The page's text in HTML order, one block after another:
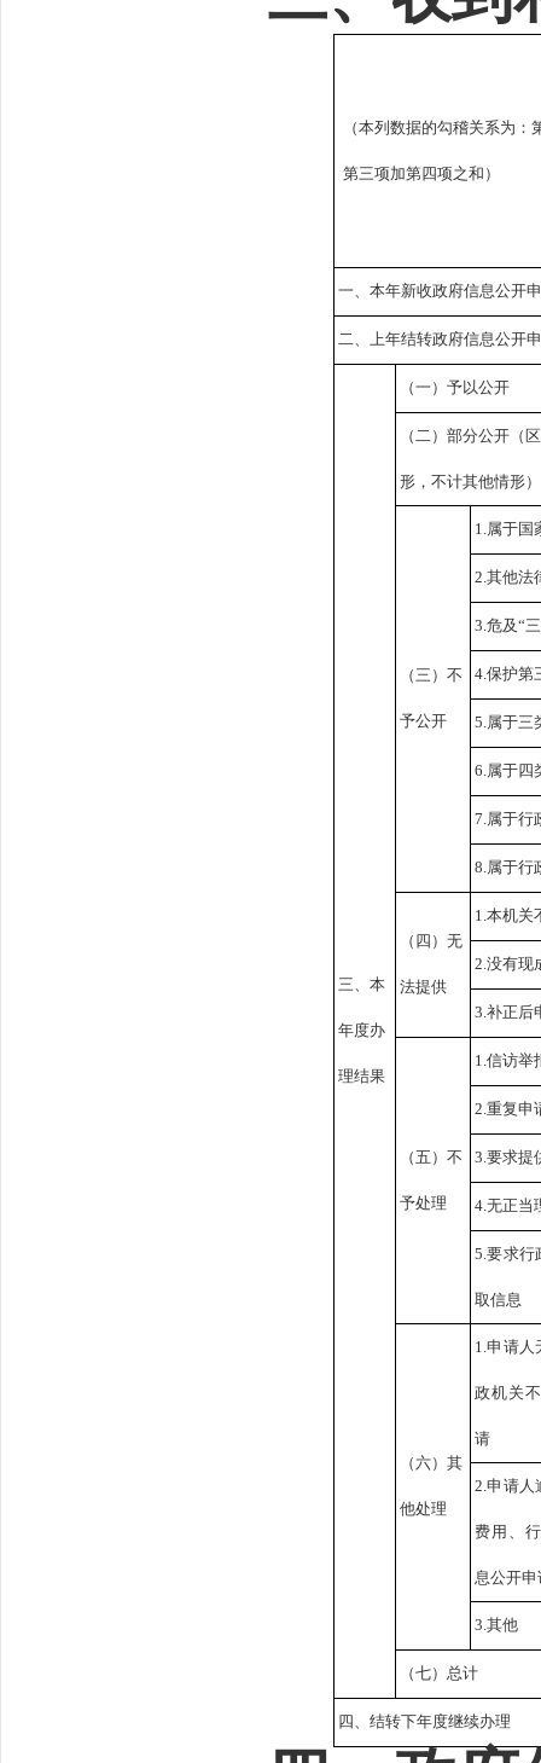
（本列数据的勾稽关系为
第三项加第四项之和）
一、本年新收政府信息公开
二、上年结转政府信息公开
三、本
年度办
理结果
（一）予以公开
（二）部分公开 （
形，不计其他情形）
（三）不
予公开
1.属于国
2.其他法
3.危及“
4.保护第
5.属于三
6.属于四
7.属于行
8.属于行
（四）无
法提供
1.本机关
2.没有现
3.补正后
（五）不
予处理
1.信访举
2.重复申
3.要求提
4.无正当
5.要求行
取信息
（六）其
他处理
1.申请人
政机关
请
2.申请人
费用、
息公开申
3.其他
（七）总计
四、结转下年度继续办理